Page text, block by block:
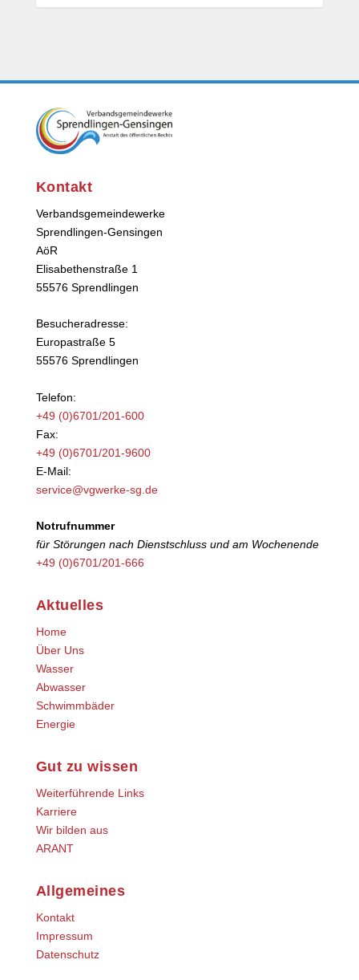
Kontakt
Verbandsgemeindewerke
Sprendlingen-Gensingen
AöR
Elisabethenstraße 1
55576 Sprendlingen
Besucheradresse:
Europastraße 5
55576 Sprendlingen
Telefon:
+49 (0)6701/201-600
Fax:
+49 (0)6701/201-9600
E-Mail:
service@vgwerke-sg.de
Notrufnummer
für Störungen nach Dienstschluss und am Wochenende
+49 (0)6701/201-666
Aktuelles
Home
Über Uns
Wasser
Abwasser
Schwimmbäder
Energie
Gut zu wissen
Weiterführende Links
Karriere
Wir bilden aus
ARANT
Allgemeines
Kontakt
Impressum
Datenschutz